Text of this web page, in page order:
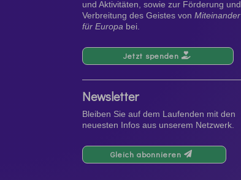
und Aktivitäten, sowie zur Förderung und
Verbreitung des Geistes vonMiteinander
für Europa bei.
Jetzt spenden
Newsletter
Bleiben Sie auf dem Laufenden mit den
neuesten Infos aus unserem Netzwerk.
Gleich abonnieren